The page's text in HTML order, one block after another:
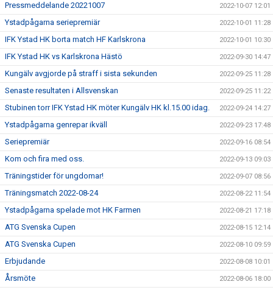
Pressmeddelande 20221007 2022-10-07 12:01
Ystadpågarna seriepremiär 2022-10-01 11:28
IFK Ystad HK borta match HF Karlskrona 2022-10-01 10:30
IFK Ystad HK vs Karlskrona Hästö 2022-09-30 14:47
Kungälv avgjorde på straff i sista sekunden 2022-09-25 11:28
Senaste resultaten i Allsvenskan 2022-09-25 11:22
Stubinen torr IFK Ystad HK möter Kungälv HK kl.15.00 idag. 2022-09-24 14:27
Ystadpågarna genrepar ikväll 2022-09-23 17:48
Seriepremiär 2022-09-16 08:54
Kom och fira med oss. 2022-09-13 09:03
Träningstider för ungdomar! 2022-09-07 08:56
Träningsmatch 2022-08-24 2022-08-22 11:54
Ystadpågarna spelade mot HK Farmen 2022-08-21 17:18
ATG Svenska Cupen 2022-08-15 12:14
ATG Svenska Cupen 2022-08-10 09:59
Erbjudande 2022-08-08 10:01
Årsmöte 2022-08-06 18:00